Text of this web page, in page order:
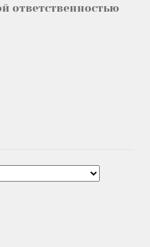
ответственностью